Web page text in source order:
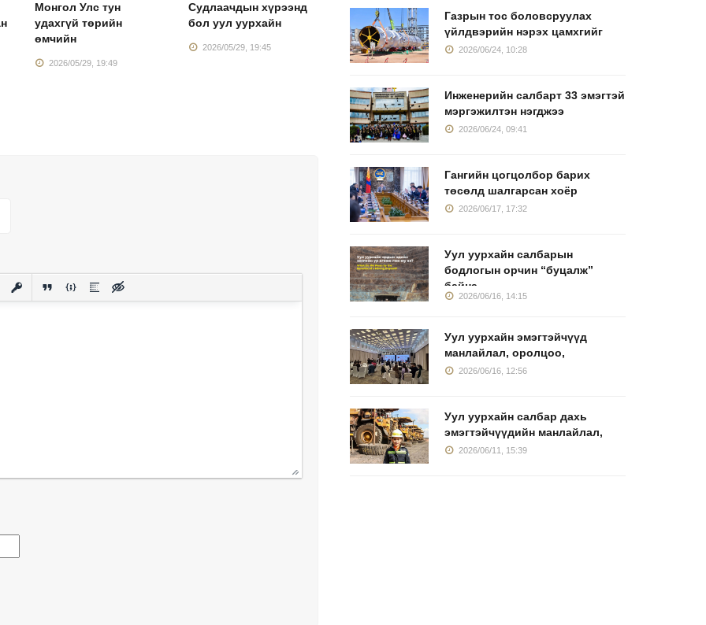
Монгол Улс тун
удахгүй төрийн
өмчийн
2026/05/29, 19:49
Судлаачдын хүрээнд
бол уул уурхайн
2026/05/29, 19:45
Газрын тос боловсруулах
үйлдвэрийн нэрэх цамхгийг
2026/06/24, 10:28
Инженерийн салбарт 33 эмэгтэй
мэргэжилтэн нэгджээ
2026/06/24, 09:41
Гангийн цогцолбор барих
төсөлд шалгарсан хоёр
2026/06/17, 17:32
Уул уурхайн салбарын
бодлогын орчин “буцалж”
байна
2026/06/16, 14:15
Уул уурхайн эмэгтэйчүүд
манлайлал, оролцоо,
2026/06/16, 12:56
Уул уурхайн салбар дахь
эмэгтэйчүүдийн манлайлал,
2026/06/11, 15:39